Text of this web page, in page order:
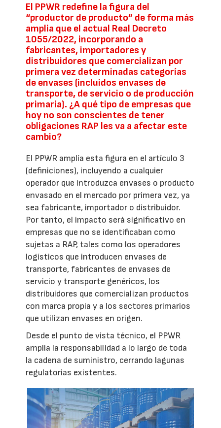
El PPWR redefine la figura del
“productor de producto” de forma más
amplia que el actual Real Decreto
1055/2022, incorporando a
fabricantes, importadores y
distribuidores que comercializan por
primera vez determinadas categorías
de envases (incluidos envases de
transporte, de servicio o de producción
primaria). ¿A qué tipo de empresas que
hoy no son conscientes de tener
obligaciones RAP les va a afectar este
cambio?
El PPWR amplía esta figura en el artículo 3
(definiciones), incluyendo a cualquier
operador que introduzca envases o producto
envasado en el mercado por primera vez, ya
sea fabricante, importador o distribuidor.
Por tanto, el impacto será significativo en
empresas que no se identificaban como
sujetas a RAP, tales como los operadores
logísticos que introducen envases de
transporte, fabricantes de envases de
servicio y transporte genéricos, los
distribuidores que comercializan productos
con marca propia y a los sectores primarios
que utilizan envases en origen.
Desde el punto de vista técnico, el PPWR
amplía la responsabilidad a lo largo de toda
la cadena de suministro, cerrando lagunas
regulatorias existentes.